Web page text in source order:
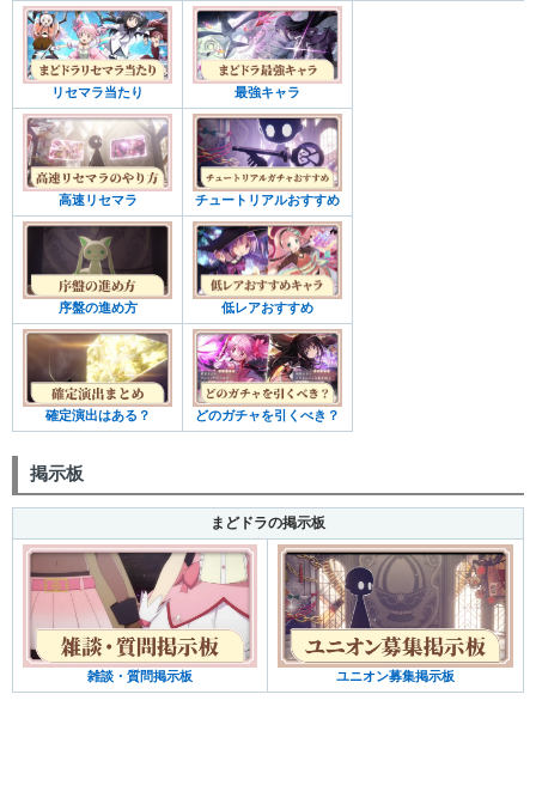
リセマラ当たり 最強キャラ
高速リセマラ チュートリアルおすすめ
序盤の進め方 低レアおすすめ
確定演出はある？ どのガチャを引くべき？
掲示板
まどドラの掲示板
雑談・質問掲示板 ユニオン募集掲示板